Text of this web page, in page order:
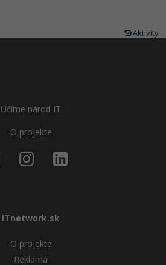
Aktivity
Učíme národ IT
O projekte
ITnetwork.sk
O projekte
Reklama